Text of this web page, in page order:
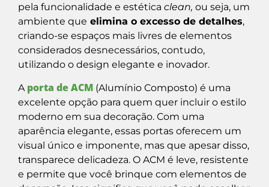
pela funcionalidade e estética clean, ou seja, um
ambiente que elimina o excesso de detalhes,
criando-se espaços mais livres de elementos
considerados desnecessários, contudo,
utilizando o design elegante e inovador.
A porta de ACM (Alumínio Composto) é uma
excelente opção para quem quer incluir o estilo
moderno em sua decoração. Com uma
aparência elegante, essas portas oferecem um
visual único e imponente, mas que apesar disso,
transparece delicadeza. O ACM é leve, resistente
e permite que você brinque com elementos de